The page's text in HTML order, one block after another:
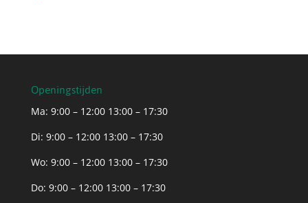
Openingstijden
Ma: 9:00 – 12:00 13:00 – 17:30
Di: 9:00 – 12:00 13:00 – 17:30
Wo: 9:00 – 12:00 13:00 – 17:30
Do: 9:00 – 12:00 13:00 – 17:30